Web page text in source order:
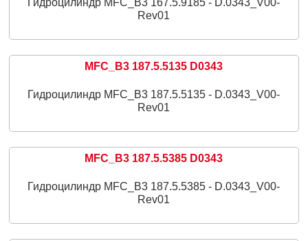
Rev01
MFC_B3 187.5.5135 D0343
Гидроцилиндр MFC_B3 187.5.5135 - D.0343_V00-
Rev01
MFC_B3 187.5.5385 D0343
Гидроцилиндр MFC_B3 187.5.5385 - D.0343_V00-
Rev01